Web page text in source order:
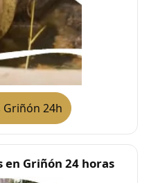
Griñón 24h
Griñón 24 horas